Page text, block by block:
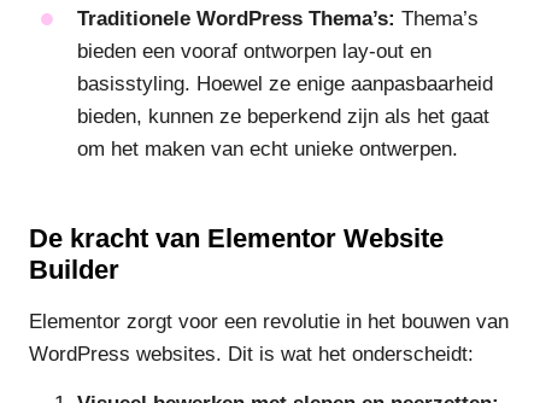
Traditionele WordPress Thema’s: Thema’s
bieden een vooraf ontworpen lay-out en
basisstyling. Hoewel ze enige aanpasbaarheid
bieden, kunnen ze beperkend zijn als het gaat
om het maken van echt unieke ontwerpen.
De kracht van Elementor Website
Builder
Elementor zorgt voor een revolutie in het bouwen van
WordPress websites. Dit is wat het onderscheidt: